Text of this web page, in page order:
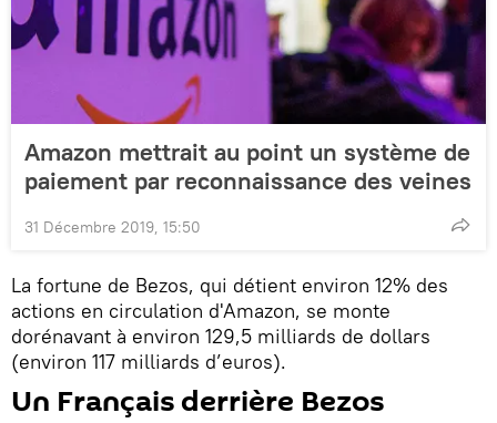
Amazon mettrait au point un système de
paiement par reconnaissance des veines
31 Décembre 2019, 15:50
La fortune de Bezos, qui détient environ 12% des
actions en circulation d'Amazon, se monte
dorénavant à environ 129,5 milliards de dollars
(environ 117 milliards d’euros).
Un Français derrière Bezos